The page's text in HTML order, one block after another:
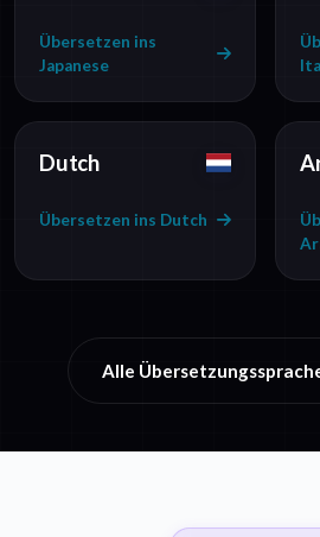
Übersetzen ins
Japanese
Dutch
Übersetzen ins Dutch
Alle